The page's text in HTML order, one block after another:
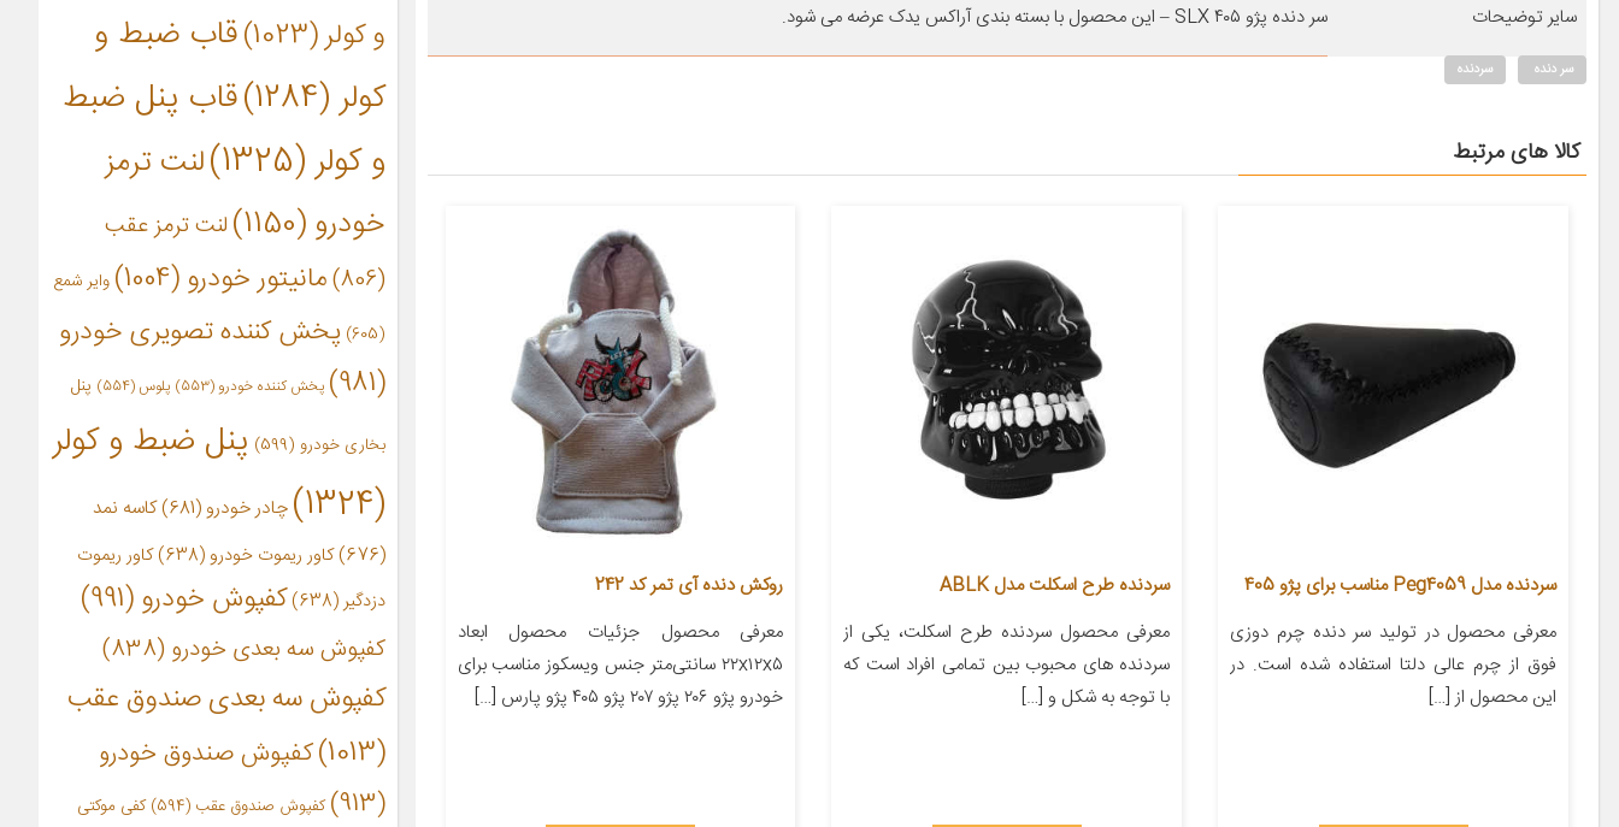
سایر توضیحات سر دنده پژو ۴۰۵ SLX – این محصول با بسته بندی آراکس یدک عرضه می شود.
سر دنده سردنده
کالا های مرتبط
سردنده مدل Peg4059 مناسب برای پژو 405
معرفی محصول در تولید سر دنده چرم دوزی
فوق از چرم عالی دلتا استفاده شده است. در
این محصول از […]
سردنده طرح اسکلت مدل ABLK
معرفی محصول سردنده طرح اسکلت، یکی از
سردنده های محبوب بین تمامی افراد است که
با توجه به شکل و […]
روکش دنده آی تمر کد 242
معرفی محصول جزئیات محصول ابعاد
۲۲x۱۲x۵ سانتی‌متر جنس ویسکوز مناسب برای
خودرو پژو ۲۰۶ پژو ۲۰۷ پژو ۴۰۵ پژو پارس […]
و کولر(1023)
قاب ضبط و
کولر(1284)
قاب پنل ضبط
و کولر(1325)
لنت ترمز
خودرو(1150)
لنت ترمز عقب
(806)
مانیتور خودرو(1004)
وایر شمع
(605)
پخش کننده تصویری خودرو
(981)
پخش کننده خودرو(553) پلوس(554) پنل
بخاری خودرو (599)
پنل ضبط و کولر
(1324)
چادر خودرو (681)
کاسه نمد
(676)
کاور ریموت خودرو(638)
کاور ریموت
دزدگیر(638) کفپوش خودرو(991)
کفپوش سه بعدی خودرو (838)
کفپوش سه بعدی صندوق عقب
(1013)
کفپوش صندوق خودرو
(913)
کفپوش صندوق عقب (594) کفی موکتی